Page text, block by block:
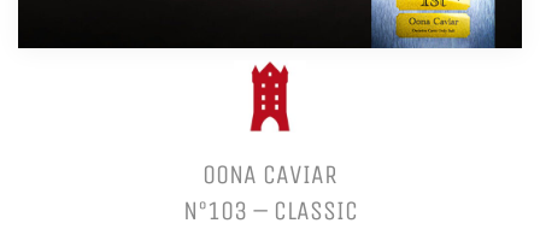
OONA CAVIAR
N°103 – CLASSIC